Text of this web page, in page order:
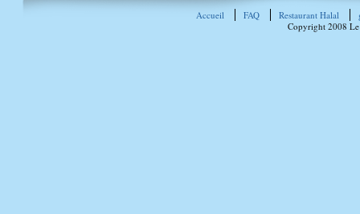
Accueil FAQ Restaurant Halal
Copyright 2008